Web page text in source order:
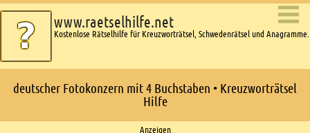
www.raetselhilfe.net
Kostenlose Rätselhilfe für Kreuzworträtsel, Schwedenrätsel und Anagramme.
deutscher Fotokonzern mit 4 Buchstaben • Kreuzworträtsel
Hilfe
Anzeigen